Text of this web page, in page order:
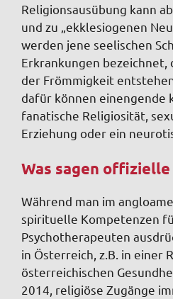
Religionsausübung kann
und zu „ekklesiogenen
werden jene seelischen
Erkrankungen
der Frömmigkeit
dafür können einengende
fanatische Religiosität,
Erziehung oder ein
Was sagen
Während man im
spirituelle Kompetenzen
Psychotherapeuten
in Österreich, z.B. in einer
österreichischen
2014, religiöse Zugänge